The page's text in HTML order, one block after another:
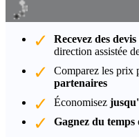
Recevez des devis
direction assistée
Comparez les prix
partenaires
Économisez
Gagnez du temps